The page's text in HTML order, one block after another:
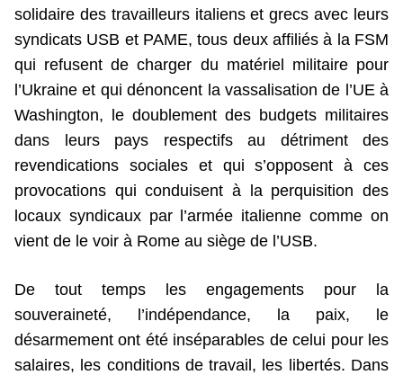
solidaire des travailleurs italiens et grecs avec leurs
syndicats USB et PAME, tous deux affiliés à la FSM
qui refusent de charger du matériel militaire pour
l’Ukraine et qui dénoncent la vassalisation de l’UE à
Washington, le doublement des budgets militaires
dans leurs pays respectifs au détriment des
revendications sociales et qui s’opposent à ces
provocations qui conduisent à la perquisition des
locaux syndicaux par l’armée italienne comme on
vient de le voir à Rome au siège de l’USB.
De tout temps les engagements pour la
souveraineté, l’indépendance, la paix, le
désarmement ont été inséparables de celui pour les
salaires, les conditions de travail, les libertés. Dans